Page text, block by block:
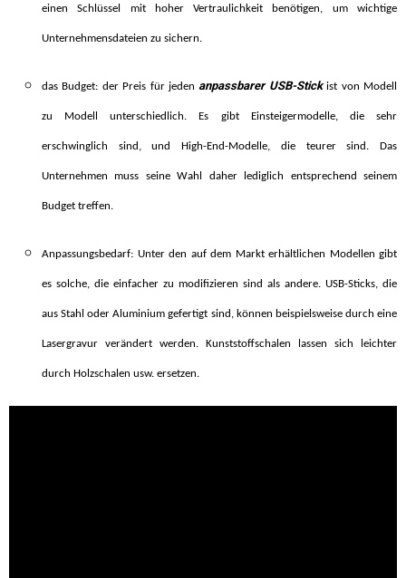
einen Schlüssel mit hoher Vertraulichkeit benötigen, um wichtige
Unternehmensdateien zu sichern.
das Budget: der Preis für jeden anpassbarer USB-Stickist von Modell
zu Modell unterschiedlich. Es gibt Einsteigermodelle, die sehr
erschwinglich sind, und High-End-Modelle, die teurer sind. Das
Unternehmen muss seine Wahl daher lediglich entsprechend seinem
Budget treffen.
Anpassungsbedarf: Unter den auf dem Markt erhältlichen Modellen gibt
es solche, die einfacher zu modifizieren sind als andere. USB-Sticks, die
aus Stahl oder Aluminium gefertigt sind, können beispielsweise durch eine
Lasergravur verändert werden. Kunststoffschalen lassen sich leichter
durch Holzschalen usw. ersetzen.